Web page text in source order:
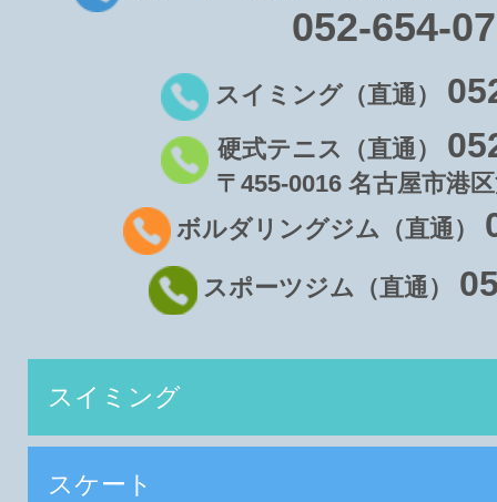
052-654-
スイミング（直通）
硬式テニス（直通）
〒455-0016 名古屋市港
ボルダリングジム（直通）
スポーツジム（直通）
スイミング
スケート